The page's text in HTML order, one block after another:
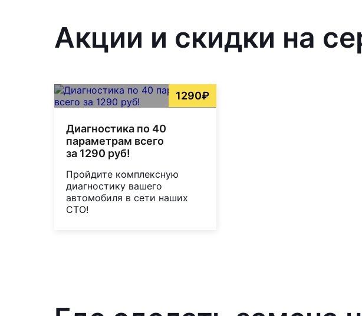
Акции и скидки на
1290₽
Диагностика по 40
параметрам всего
за 1290 руб!
Пройдите комплексную
диагностику вашего
автомобиля в сети наших
СТО!